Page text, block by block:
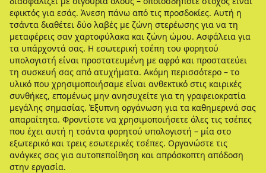
εφικτός για εσάς. Άνεση πάνω από τις προσδοκίες. Αυτή η
τσάντα διαθέτει δύο λαβές με ζώνη στερέωσης για να τη
μεταφέρεις σαν χαρτοφύλακα και ζώνη ώμου. Ασφάλεια για
τα υπάρχοντά σας. Η εσωτερική τσέπη του φορητού
υπολογιστή είναι προστατευμένη με αφρό και προστατεύει
τη συσκευή σας από ατυχήματα. Ακόμη περισσότερο – το
υλικό που χρησιμοποιήσαμε είναι ανθεκτικό στις καιρικές
συνθήκες, επομένως μην ανησυχείτε για τη γραφειοκρατία
μεγάλης σημασίας. Έξυπνη οργάνωση για τα καθημερινά σας
απαραίτητα. Φροντίστε να χρησιμοποιήσετε όλες τις τσέπες
που έχει αυτή η τσάντα φορητού υπολογιστή – μία στο
εξωτερικό και τρεις εσωτερικές τσέπες. Οργανώστε τις
ανάγκες σας για αυτοπεποίθηση και απρόσκοπτη απόδοση
στην εργασία.